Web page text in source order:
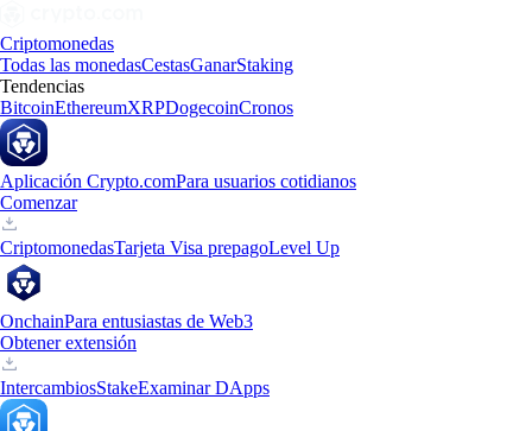
Criptomonedas
Todas las monedasCestasGanarStaking
Tendencias
BitcoinEthereumXRPDogecoinCronos
Aplicación Crypto.comPara usuarios cotidianos
Comenzar
CriptomonedasTarjeta Visa prepagoLevel Up
OnchainPara entusiastas de Web3
Obtener extensión
IntercambiosStakeExaminar DApps